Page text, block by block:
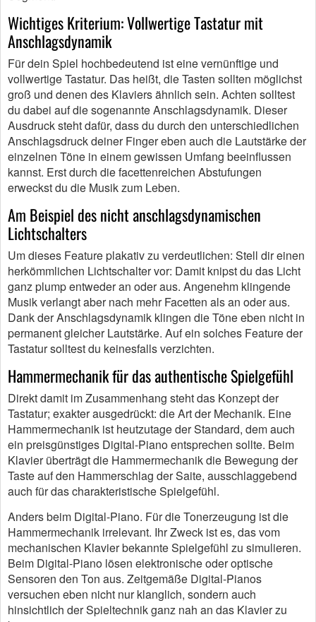
Wichtiges Kriterium: Vollwertige Tastatur mit
Anschlagsdynamik
Für dein Spiel hochbedeutend ist eine vernünftige und
vollwertige Tastatur. Das heißt, die Tasten sollten möglichst
groß und denen des Klaviers ähnlich sein. Achten solltest
du dabei auf die sogenannte Anschlagsdynamik. Dieser
Ausdruck steht dafür, dass du durch den unterschiedlichen
Anschlagsdruck deiner Finger eben auch die Lautstärke der
einzelnen Töne in einem gewissen Umfang beeinflussen
kannst. Erst durch die facettenreichen Abstufungen
erweckst du die Musik zum Leben.
Am Beispiel des nicht anschlagsdynamischen
Lichtschalters
Um dieses Feature plakativ zu verdeutlichen: Stell dir einen
herkömmlichen Lichtschalter vor: Damit knipst du das Licht
ganz plump entweder an oder aus. Angenehm klingende
Musik verlangt aber nach mehr Facetten als an oder aus.
Dank der Anschlagsdynamik klingen die Töne eben nicht in
permanent gleicher Lautstärke. Auf ein solches Feature der
Tastatur solltest du keinesfalls verzichten.
Hammermechanik für das authentische Spielgefühl
Direkt damit im Zusammenhang steht das Konzept der
Tastatur; exakter ausgedrückt: die Art der Mechanik. Eine
Hammermechanik ist heutzutage der Standard, dem auch
ein preisgünstiges Digital-Piano entsprechen sollte. Beim
Klavier überträgt die Hammermechanik die Bewegung der
Taste auf den Hammerschlag der Saite, ausschlaggebend
auch für das charakteristische Spielgefühl.
Anders beim Digital-Piano. Für die Tonerzeugung ist die
Hammermechanik irrelevant. Ihr Zweck ist es, das vom
mechanischen Klavier bekannte Spielgefühl zu simulieren.
Beim Digital-Piano lösen elektronische oder optische
Sensoren den Ton aus. Zeitgemäße Digital-Pianos
versuchen eben nicht nur klanglich, sondern auch
hinsichtlich der Spieltechnik ganz nah an das Klavier zu